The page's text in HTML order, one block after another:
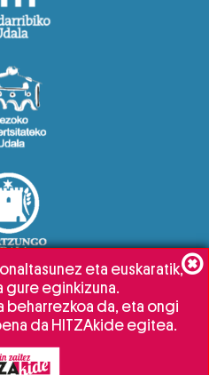
eta euskaratik,
gure eginkizuna.
beharrezkoa da, eta ongi
da HITZAkide egitea.